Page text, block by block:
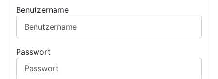
Benutzername
Passwort